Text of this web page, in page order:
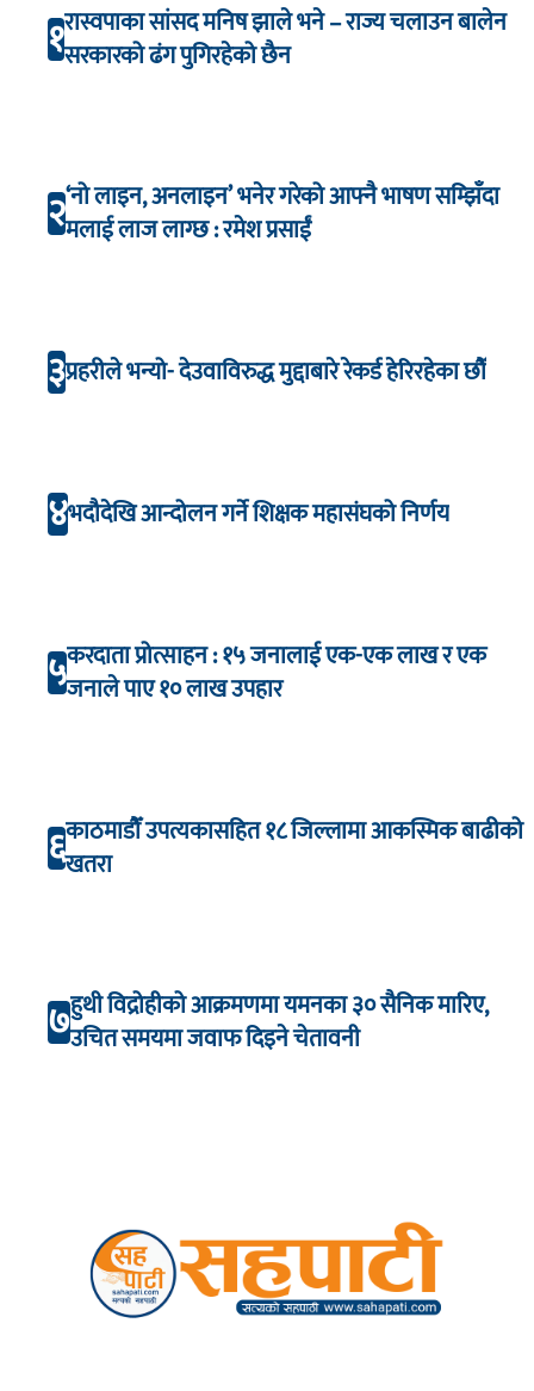
१रास्वपाका सांसद मनिष झाले भने – राज्य चलाउन बालेन
सरकारको ढंग पुगिरहेको छैन
२‘नो लाइन, अनलाइन’ भनेर गरेको आफ्नै भाषण सम्झिँदा
मलाई लाज लाग्छ : रमेश प्रसाईं
३प्रहरीले भन्यो- देउवाविरुद्ध मुद्दाबारे रेकर्ड हेरिरहेका छौँ
४भदौदेखि आन्दोलन गर्ने शिक्षक महासंघको निर्णय
५करदाता प्रोत्साहन : १५ जनालाई एक-एक लाख र एक
जनाले पाए १० लाख उपहार
६काठमाडौँ उपत्यकासहित १८ जिल्लामा आकस्मिक बाढीको
खतरा
७हुथी विद्रोहीको आक्रमणमा यमनका ३० सैनिक मारिए,
उचित समयमा जवाफ दिइने चेतावनी